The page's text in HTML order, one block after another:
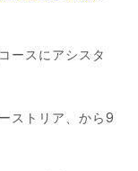
ースにアシスタ
ストリア、から9